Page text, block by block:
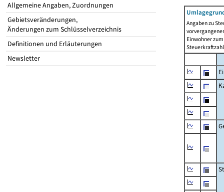
Allgemeine Angaben, Zuordnungen
Gebietsveränderungen,
Änderungen zum Schlüsselverzeichnis
Definitionen und Erläuterungen
Newsletter
Angaben zu
Einwohner